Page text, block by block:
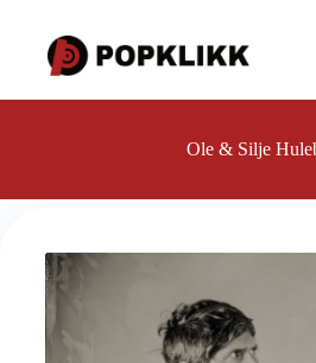
innholdet
Ole & Silje